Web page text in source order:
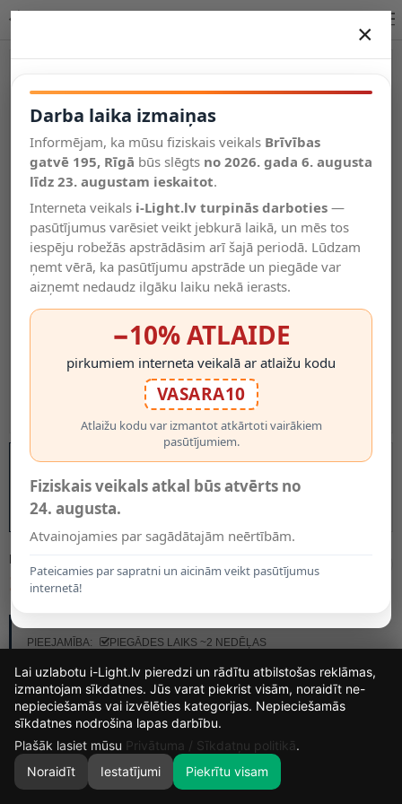
Salīdzināt
Vēlmju
saraksts
Valodas
0
MODELIS:
134.55€
PIEEJAMĪBA:
PIEGĀDES LAIKS ~2 NEDĒĻAS
×
Darba laika izmaiņas
Informējam, ka mūsu fiziskais veikals Brīvības
gatvē 195, Rīgā būs slēgts no 2026. gada 6. augusta
līdz 23. augustam ieskaitot.
Interneta veikals i-Light.lv turpinās darboties —
pasūtījumus varēsiet veikt jebkurā laikā, un mēs tos
iespēju robežās apstrādāsim arī šajā periodā. Lūdzam
ņemt vērā, ka pasūtījumu apstrāde un piegāde var
aizņemt nedaudz ilgāku laiku nekā ierasts.
−10% ATLAIDE
pirkumiem interneta veikalā ar atlaižu kodu
VASARA10
Atlaižu kodu var izmantot atkārtoti vairākiem
pasūtījumiem.
Fiziskais veikals atkal būs atvērts no
24. augusta.
Atvainojamies par sagādātajām neērtībām.
Pateicamies par sapratni un aicinām veikt pasūtījumus
internetā!
13
DIENAS
17
STUNDAS
17
MIN.
32
Lai uzlabotu i-Light.lv pieredzi un rādītu atbilstošas reklāmas,
izmantojam sīkdatnes. Jūs varat piekrist visām, noraidīt ne-
nepieciešamās vai izvēlēties kategorijas. Nepieciešamās
sīkdatnes nodrošina lapas darbību.
Plašāk lasiet mūsu Privātuma / Sīkdatņu politikā.
Noraidīt
Iestatījumi Piekrītu visam